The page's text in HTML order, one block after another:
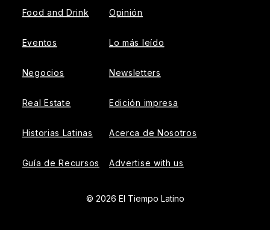
Food and Drink
Eventos
Negocios
Real Estate
Historias Latinas
Guía de Recursos
Opinión
Lo más leído
Newsletters
Edición impresa
Acerca de Nosotros
Advertise with us
© 2026 El Tiempo Latino